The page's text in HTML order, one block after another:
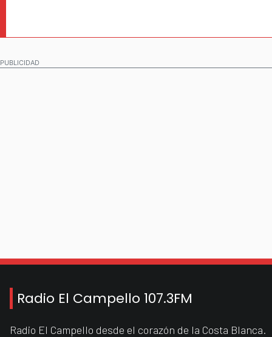
PUBLICIDAD
Radio El Campello 107.3FM
Radio El Campello desde el corazón de la Costa Blanca.